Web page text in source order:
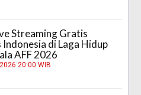
Streaming Gratis
Indonesia di Laga Hidup
AFF 2026
20:00 WIB